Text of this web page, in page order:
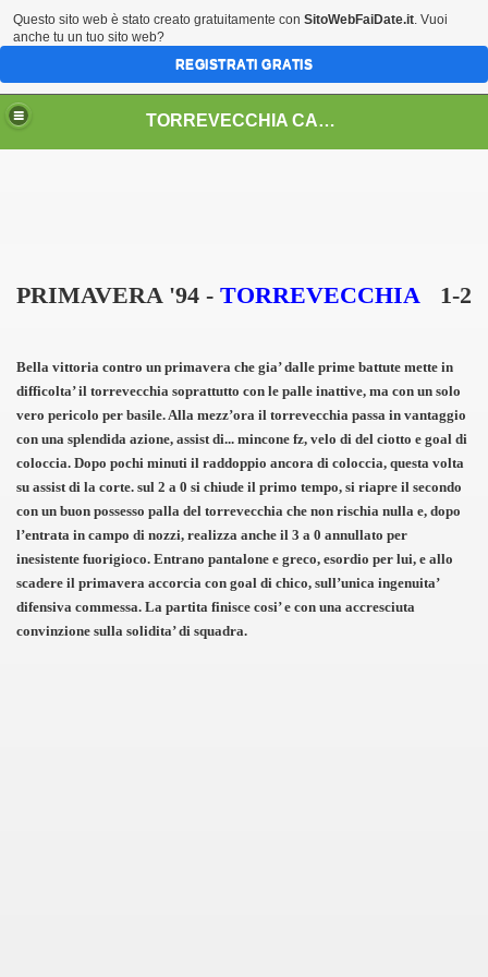
TORREVECCHIA CALCIO 2004
PRIMAVERA '94 - TORREVECCHIA 1-2
Bella vittoria contro un primavera che gia’ dalle prime battute mette in
difficolta’ il torrevecchia soprattutto con le palle inattive, ma con un solo
vero pericolo per basile. Alla mezz’ora il torrevecchia passa in vantaggio
con una splendida azione, assist di... mincone fz, velo di del ciotto e goal di
coloccia. Dopo pochi minuti il raddoppio ancora di coloccia, questa volta
su assist di la corte. sul 2 a 0 si chiude il primo tempo, si riapre il secondo
con un buon possesso palla del torrevecchia che non rischia nulla e, dopo
l’entrata in campo di nozzi, realizza anche il 3 a 0 annullato per
inesistente fuorigioco. Entrano pantalone e greco, esordio per lui, e allo
scadere il primavera accorcia con goal di chico, sull’unica ingenuita’
difensiva commessa. La partita finisce cosi’ e con una accresciuta
convinzione sulla solidita’ di squadra.
Questo sito web è stato creato gratuitamente con SitoWebFaiDate.it. Vuoi
anche tu un tuo sito web?
REGISTRATI GRATIS